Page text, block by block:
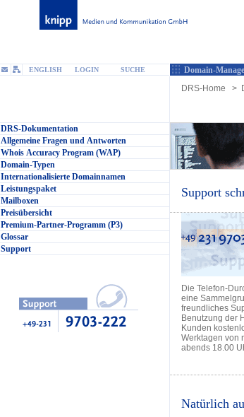
ENGLISH LOGIN SUCHE Domain-
DRS-Home
>
DRS-Dokumentation
Allgemeine Fragen und Antworten
Whois Accuracy Program (WAP)
Domain-Typen
Internationalisierte Domainnamen
Leistungspaket
Mailboxen
Preisübersicht
Premium-Partner-Programm (P3)
Glossar
Support
Support
Die Telefon-
eine
freundliches
Benutzung der
Kunden
Werktagen von
abends 18.00
Natürlich